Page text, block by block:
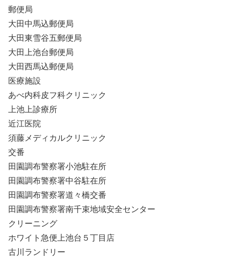
郵便局
大田中馬込郵便局
大田東雪谷五郵便局
大田上池台郵便局
大田西馬込郵便局
医療施設
あべ内科皮フ科クリニック
上池上診療所
近江医院
須藤メディカルクリニック
交番
田園調布警察署小池駐在所
田園調布警察署中谷駐在所
田園調布警察署道々橋交番
田園調布警察署南千束地域安全センター
クリーニング
ホワイト急便上池台５丁目店
古川ランドリー